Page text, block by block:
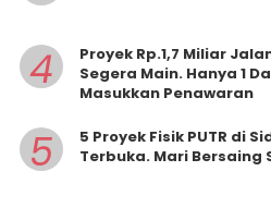
4
Proyek Rp.1,7 Miliar
Segera Main. Hanya 1
Masukkan Penawaran
5
5 Proyek Fisik PUTR di
Terbuka. Mari Bersaing